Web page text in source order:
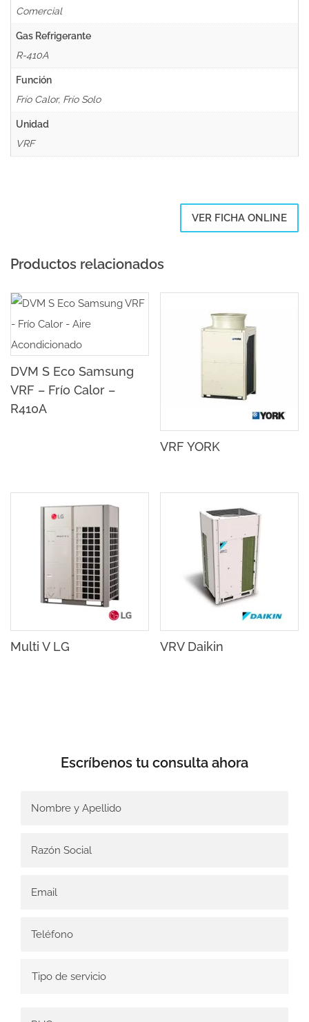
Comercial
Gas Refrigerante
R-410A
Función
Frío Calor, Frío Solo
Unidad
VRF
VER FICHA ONLINE
Productos relacionados
DVM S Eco Samsung
VRF – Frío Calor –
R410A
VRF YORK
Multi V LG VRV Daikin
Escríbenos tu consulta ahora